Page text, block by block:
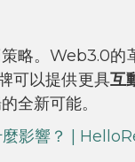
略。Web3.0的
可以提供更具互
全新可能。
麼影響？ |